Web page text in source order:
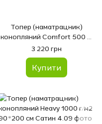
Топер (наматрацник)
конопляний Comfort 500 г/
м2 90*200 см Сатин
3 220 грн
Купити